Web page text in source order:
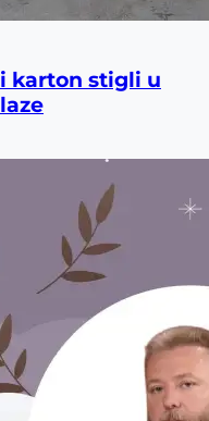
karton stigli u